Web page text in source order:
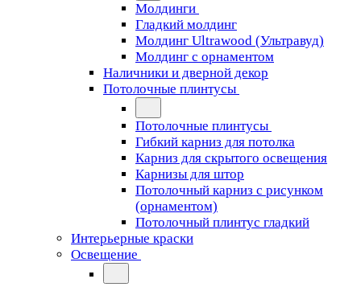
Молдинги
Гладкий молдинг
Молдинг Ultrawood (Ультравуд)
Молдинг с орнаментом
Наличники и дверной декор
Потолочные плинтусы
Потолочные плинтусы
Гибкий карниз для потолка
Карниз для скрытого освещения
Карнизы для штор
Потолочный карниз с рисунком
(орнаментом)
Потолочный плинтус гладкий
Интерьерные краски
Освещение